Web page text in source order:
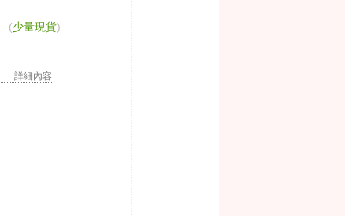
(少量現貨)
. . . 詳細內容